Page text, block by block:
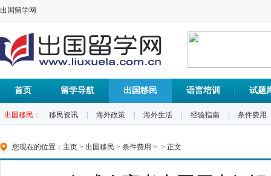
出国留学网
首页 留学导航 出国移民 语言培训 试题
出国移民： 移民资讯 海外政策 海外生活 经验指南 条件费用
您现在的位置： 主页 > 出国移民 > 条件费用 > > 正文